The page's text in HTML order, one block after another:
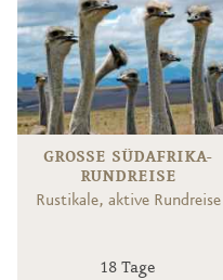
GROSSE SÜDAFRIKA-R
UNDREISE
Rustikale, aktive Rundreise
18 Tage